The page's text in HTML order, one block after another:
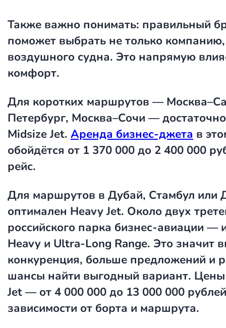
Также важно понимать: правильный
поможет выбрать не только
воздушного судна. Это напрямую
комфорт.
Для коротких маршрутов —
Петербург, Москва–Сочи —
Midsize Jet. Аренда бизнес-джета в
обойдётся от 1 370 000 до 2 400 000
рейс.
Для маршрутов в Дубай, Стамбул или
оптимален Heavy Jet. Около двух
российского парка бизнес-авиации —
Heavy и Ultra-Long Range. Это значит
конкуренция, больше предложений и
шансы найти выгодный вариант.
Jet — от 4 000 000 до 13 000 000
зависимости от борта и маршрута.